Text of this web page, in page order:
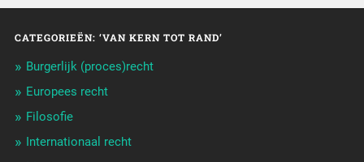
CATEGORIEËN: ‘VAN KERN TOT RAND’
Burgerlijk (proces)recht
Europees recht
Filosofie
Internationaal recht